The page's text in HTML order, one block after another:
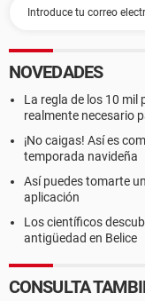
NOVEDADES
La regla de los 10 mil
realmente necesario
¡No caigas! Así es
temporada navideña
Así puedes tomarte
aplicación
Los científicos
antigüedad en Belice
CONSULTA